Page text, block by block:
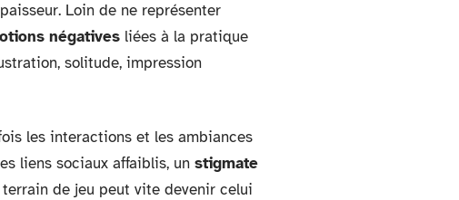
Loin de ne représenter
négatives liées à la pratique
solitude, impression
les interactions et les ambiances
liens sociaux affaiblis, un stigmate
de jeu peut vite devenir celui